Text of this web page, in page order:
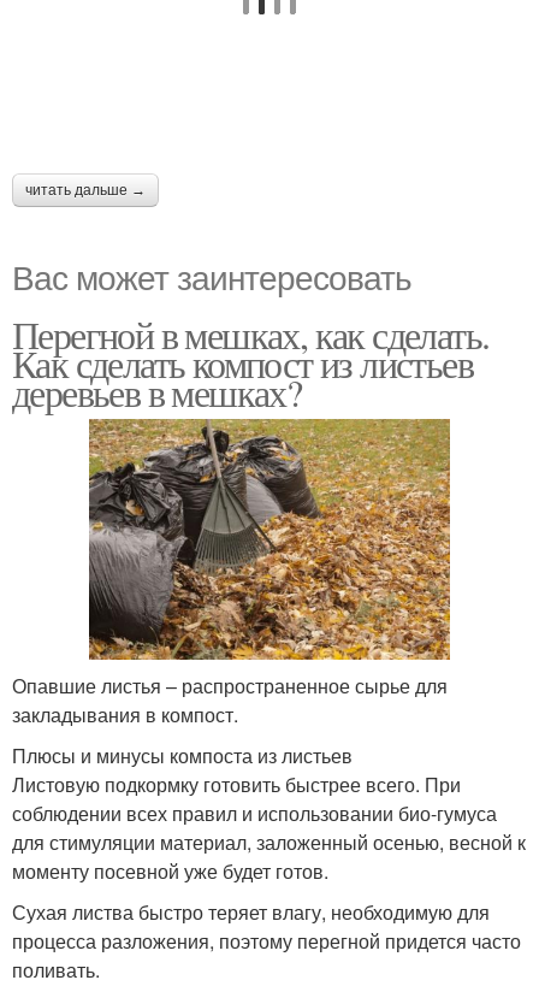
читать дальше →
Вас может заинтересовать
Перегной в мешках, как сделать.
Как сделать компост из листьев
деревьев в мешках?
Опавшие листья – распространенное сырье для
закладывания в компост.
Плюсы и минусы компоста из листьев
Листовую подкормку готовить быстрее всего. При
соблюдении всех правил и использовании био-гумуса
для стимуляции материал, заложенный осенью, весной к
моменту посевной уже будет готов.
Сухая листва быстро теряет влагу, необходимую для
процесса разложения, поэтому перегной придется часто
поливать.